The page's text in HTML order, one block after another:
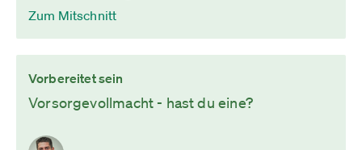
Zum Mitschnitt
Vorbereitet sein
Vorsorgevollmacht - hast du eine?